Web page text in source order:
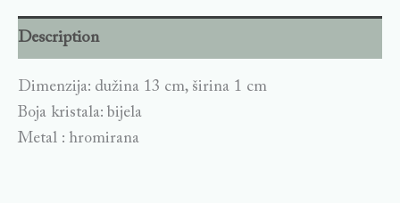
Description
Dimenzija: dužina 13 cm, širina 1 cm
Boja kristala: bijela
Metal : hromirana